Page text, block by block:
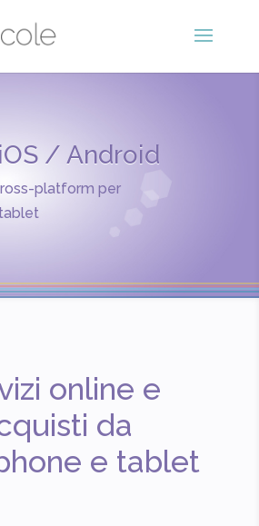
/ Android
platform per
online e
da
e tablet